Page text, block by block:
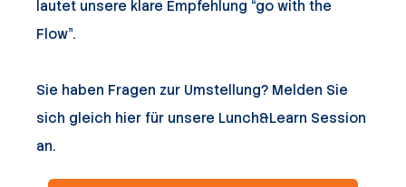
lautet unsere klare Empfehlung “go with the
Flow”.
Sie haben Fragen zur Umstellung? Melden Sie
sich gleich hier für unsere Lunch&Learn Session
an.